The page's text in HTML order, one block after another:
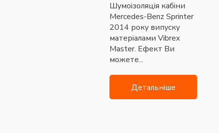
Шумоізоляція кабіни
Mercedes-Benz Sprinter
2014 року випуску
матеріалами Vibrex
Master. Ефект Ви
можете...
Детальніше